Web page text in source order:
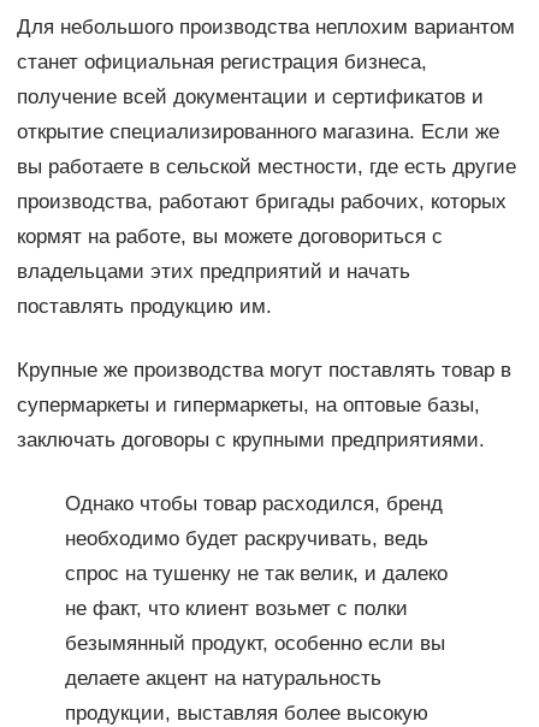
Для небольшого производства неплохим вариантом
станет официальная регистрация бизнеса,
получение всей документации и сертификатов и
открытие специализированного магазина. Если же
вы работаете в сельской местности, где есть другие
производства, работают бригады рабочих, которых
кормят на работе, вы можете договориться с
владельцами этих предприятий и начать
поставлять продукцию им.
Крупные же производства могут поставлять товар в
супермаркеты и гипермаркеты, на оптовые базы,
заключать договоры с крупными предприятиями.
Однако чтобы товар расходился, бренд
необходимо будет раскручивать, ведь
спрос на тушенку не так велик, и далеко
не факт, что клиент возьмет с полки
безымянный продукт, особенно если вы
делаете акцент на натуральность
продукции, выставляя более высокую